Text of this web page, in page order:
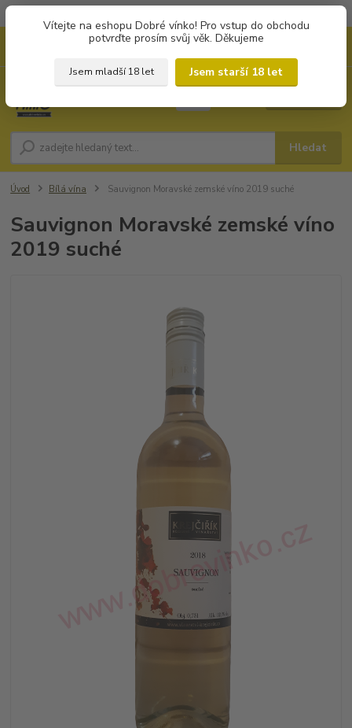
Vítejte na eshopu Dobré vínko! Pro vstup do obchodu
potvrďte prosím svůj věk. Děkujeme
Jsem mladší 18 let
Jsem starší 18 let
Hledat
Úvod Bílá vína Sauvignon Moravské zemské víno 2019 suché
Sauvignon Moravské zemské víno
2019 suché